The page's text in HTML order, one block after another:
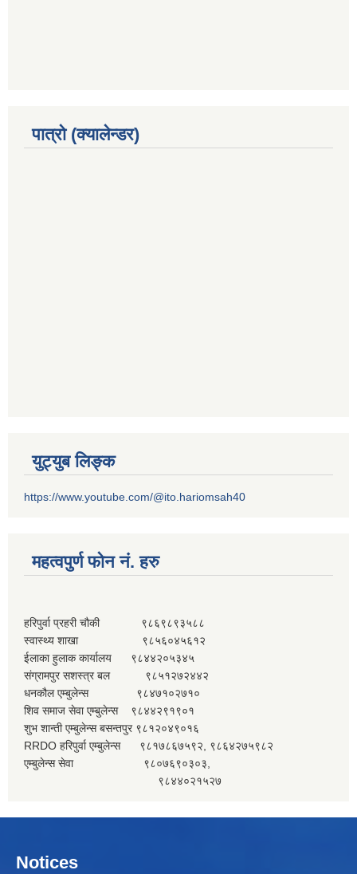
पात्रो (क्यालेन्डर)
युट्युब लिङ्क
https://www.youtube.com/@ito.hariomsah40
महत्वपुर्ण फोन नं. हरु
हरिपुर्वा प्रहरी चौकी ९८६९८९३५८८
स्वास्थ्य शाखा ९८५६०४५६१२
ईलाका हुलाक कार्यालय ९८४४२०५३४५
संग्रामपुर सशस्त्र बल ९८५१२७२४४२
धनकौल एम्बुलेन्स ९८४७१०२७१०
शिव समाज सेवा एम्बुलेन्स ९८४४२९१९०१
शुभ शान्ती एम्बुलेन्स बसन्तपुर ९८१२०४९०१६
RRDO हरिपुर्वा एम्बुलेन्स ९८१७८६७५९२, ९८६४२७५९८२
एम्बुलेन्स सेवा ९८०७६९०३०३,
९८४४०२१५२७
Notices